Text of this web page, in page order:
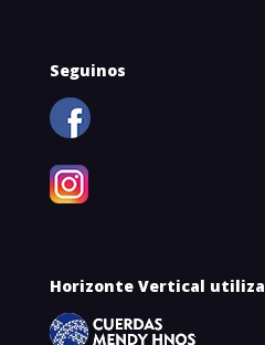
Seguinos
Horizonte Vertical utiliza